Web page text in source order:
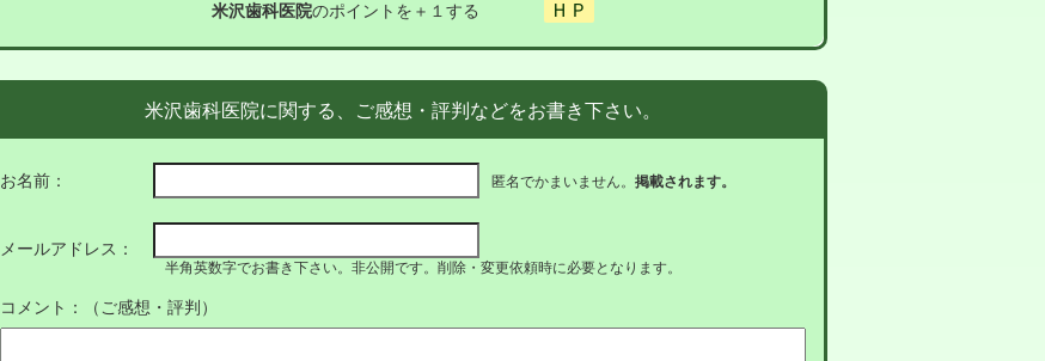
米沢歯科医院のポイントを＋１する
米沢歯科医院に関する、ご感想・評判などをお書き下さい。
お名前： 匿名でかまいません。 掲載されます。
メールアドレス：
半角英数字でお書き下さい。非公開です。削除・変更依頼時に必要となります。
コメント：（ご感想・評判）